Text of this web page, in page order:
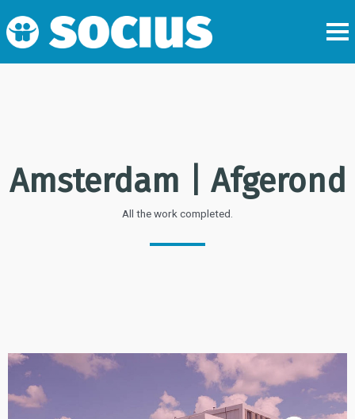
Amsterdam | Afgerond
All the work completed.